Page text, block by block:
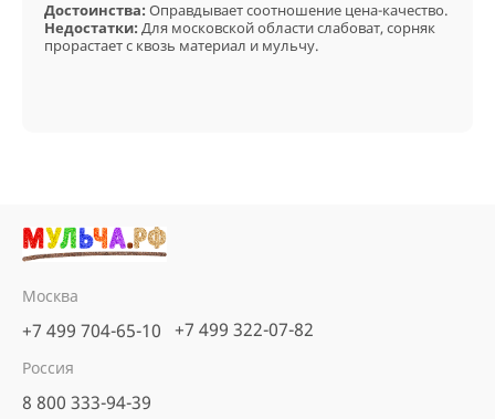
Достоинства: Оправдывает соотношение цена-качество.
Недостатки: Для московской области слабоват, сорняк
прорастает с квозь материал и мульчу.
Москва
+7 499 704-65-10 +7 499 322-07-82
Россия
8 800 333-94-39